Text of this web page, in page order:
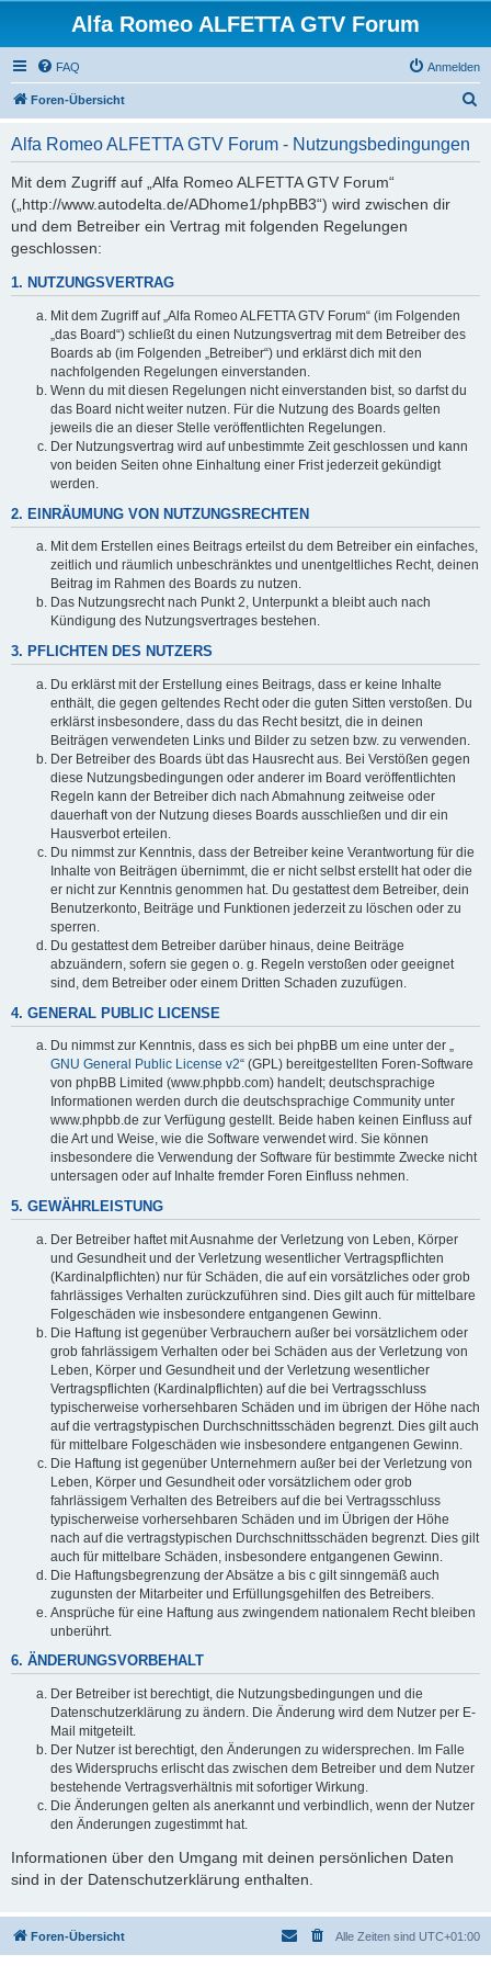
Alfa Romeo ALFETTA GTV Forum
FAQ Anmelden
Foren-Übersicht
Alfa Romeo ALFETTA GTV Forum - Nutzungsbedingungen
Mit dem Zugriff auf „Alfa Romeo ALFETTA GTV Forum“
(„http://www.autodelta.de/ADhome1/phpBB3“) wird zwischen dir
und dem Betreiber ein Vertrag mit folgenden Regelungen
geschlossen:
1. NUTZUNGSVERTRAG
Mit dem Zugriff auf „Alfa Romeo ALFETTA GTV Forum“ (im Folgenden
„das Board“) schließt du einen Nutzungsvertrag mit dem Betreiber des
Boards ab (im Folgenden „Betreiber“) und erklärst dich mit den
nachfolgenden Regelungen einverstanden.
Wenn du mit diesen Regelungen nicht einverstanden bist, so darfst du
das Board nicht weiter nutzen. Für die Nutzung des Boards gelten
jeweils die an dieser Stelle veröffentlichten Regelungen.
Der Nutzungsvertrag wird auf unbestimmte Zeit geschlossen und kann
von beiden Seiten ohne Einhaltung einer Frist jederzeit gekündigt
werden.
2. EINRÄUMUNG VON NUTZUNGSRECHTEN
Mit dem Erstellen eines Beitrags erteilst du dem Betreiber ein einfaches,
zeitlich und räumlich unbeschränktes und unentgeltliches Recht, deinen
Beitrag im Rahmen des Boards zu nutzen.
Das Nutzungsrecht nach Punkt 2, Unterpunkt a bleibt auch nach
Kündigung des Nutzungsvertrages bestehen.
3. PFLICHTEN DES NUTZERS
Du erklärst mit der Erstellung eines Beitrags, dass er keine Inhalte
enthält, die gegen geltendes Recht oder die guten Sitten verstoßen. Du
erklärst insbesondere, dass du das Recht besitzt, die in deinen
Beiträgen verwendeten Links und Bilder zu setzen bzw. zu verwenden.
Der Betreiber des Boards übt das Hausrecht aus. Bei Verstößen gegen
diese Nutzungsbedingungen oder anderer im Board veröffentlichten
Regeln kann der Betreiber dich nach Abmahnung zeitweise oder
dauerhaft von der Nutzung dieses Boards ausschließen und dir ein
Hausverbot erteilen.
Du nimmst zur Kenntnis, dass der Betreiber keine Verantwortung für die
Inhalte von Beiträgen übernimmt, die er nicht selbst erstellt hat oder die
er nicht zur Kenntnis genommen hat. Du gestattest dem Betreiber, dein
Benutzerkonto, Beiträge und Funktionen jederzeit zu löschen oder zu
sperren.
Du gestattest dem Betreiber darüber hinaus, deine Beiträge
abzuändern, sofern sie gegen o. g. Regeln verstoßen oder geeignet
sind, dem Betreiber oder einem Dritten Schaden zuzufügen.
4. GENERAL PUBLIC LICENSE
Du nimmst zur Kenntnis, dass es sich bei phpBB um eine unter der „
GNU General Public License v2“ (GPL) bereitgestellten Foren-Software
von phpBB Limited (www.phpbb.com) handelt; deutschsprachige
Informationen werden durch die deutschsprachige Community unter
www.phpbb.de zur Verfügung gestellt. Beide haben keinen Einfluss auf
die Art und Weise, wie die Software verwendet wird. Sie können
insbesondere die Verwendung der Software für bestimmte Zwecke nicht
untersagen oder auf Inhalte fremder Foren Einfluss nehmen.
5. GEWÄHRLEISTUNG
Der Betreiber haftet mit Ausnahme der Verletzung von Leben, Körper
und Gesundheit und der Verletzung wesentlicher Vertragspflichten
(Kardinalpflichten) nur für Schäden, die auf ein vorsätzliches oder grob
fahrlässiges Verhalten zurückzuführen sind. Dies gilt auch für mittelbare
Folgeschäden wie insbesondere entgangenen Gewinn.
Die Haftung ist gegenüber Verbrauchern außer bei vorsätzlichem oder
grob fahrlässigem Verhalten oder bei Schäden aus der Verletzung von
Leben, Körper und Gesundheit und der Verletzung wesentlicher
Vertragspflichten (Kardinalpflichten) auf die bei Vertragsschluss
typischerweise vorhersehbaren Schäden und im übrigen der Höhe nach
auf die vertragstypischen Durchschnittsschäden begrenzt. Dies gilt auch
für mittelbare Folgeschäden wie insbesondere entgangenen Gewinn.
Die Haftung ist gegenüber Unternehmern außer bei der Verletzung von
Leben, Körper und Gesundheit oder vorsätzlichem oder grob
fahrlässigem Verhalten des Betreibers auf die bei Vertragsschluss
typischerweise vorhersehbaren Schäden und im Übrigen der Höhe
nach auf die vertragstypischen Durchschnittsschäden begrenzt. Dies gilt
auch für mittelbare Schäden, insbesondere entgangenen Gewinn.
Die Haftungsbegrenzung der Absätze a bis c gilt sinngemäß auch
zugunsten der Mitarbeiter und Erfüllungsgehilfen des Betreibers.
Ansprüche für eine Haftung aus zwingendem nationalem Recht bleiben
unberührt.
6. ÄNDERUNGSVORBEHALT
Der Betreiber ist berechtigt, die Nutzungsbedingungen und die
Datenschutzerklärung zu ändern. Die Änderung wird dem Nutzer per E-
Mail mitgeteilt.
Der Nutzer ist berechtigt, den Änderungen zu widersprechen. Im Falle
des Widerspruchs erlischt das zwischen dem Betreiber und dem Nutzer
bestehende Vertragsverhältnis mit sofortiger Wirkung.
Die Änderungen gelten als anerkannt und verbindlich, wenn der Nutzer
den Änderungen zugestimmt hat.
Informationen über den Umgang mit deinen persönlichen Daten
sind in der Datenschutzerklärung enthalten.
Foren-Übersicht Alle Zeiten sind UTC+01:00